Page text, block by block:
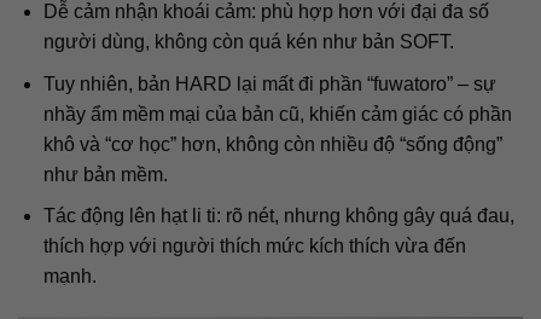
Dễ cảm nhận khoái cảm: phù hợp hơn với đại đa số
người dùng, không còn quá kén như bản SOFT.
Tuy nhiên, bản HARD lại mất đi phần “fuwatoro” – sự
nhầy ẩm mềm mại của bản cũ, khiến cảm giác có phần
khô và “cơ học” hơn, không còn nhiều độ “sống động”
như bản mềm.
Tác động lên hạt li ti: rõ nét, nhưng không gây quá đau,
thích hợp với người thích mức kích thích vừa đến
mạnh.